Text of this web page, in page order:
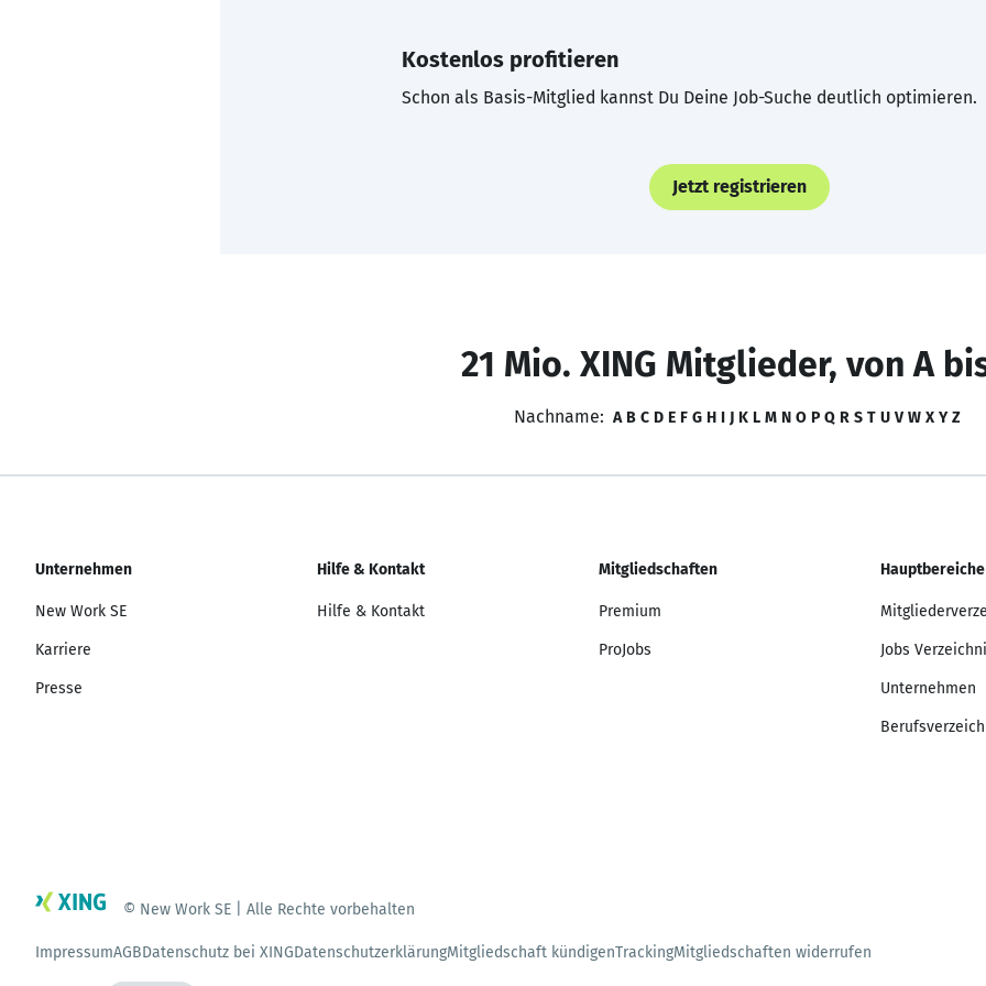
Kostenlos profitieren
Schon als Basis-Mitglied kannst Du Deine Job-Suche deutlich optimieren.
Jetzt registrieren
21 Mio. XING Mitglieder, von A
Nachname: A B C D E F G H I J K L M N O P Q R S T U V W X Y Z
Unternehmen
New Work SE
Karriere
Presse
Hilfe & Kontakt
Hilfe & Kontakt
Mitgliedschaften
Premium
ProJobs
Hauptbereiche
Jobs
Unternehmen
© New Work SE | Alle Rechte vorbehalten
ImpressumAGBDatenschutz bei XINGDatenschutzerklärungMitgliedschaft kündigenTrackingMitgliedschaften widerrufen